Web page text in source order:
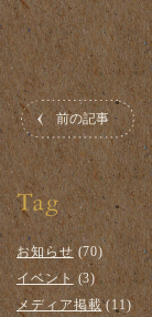
前の記事
お知らせ(70)
イベント(3)
メディア掲載(11)